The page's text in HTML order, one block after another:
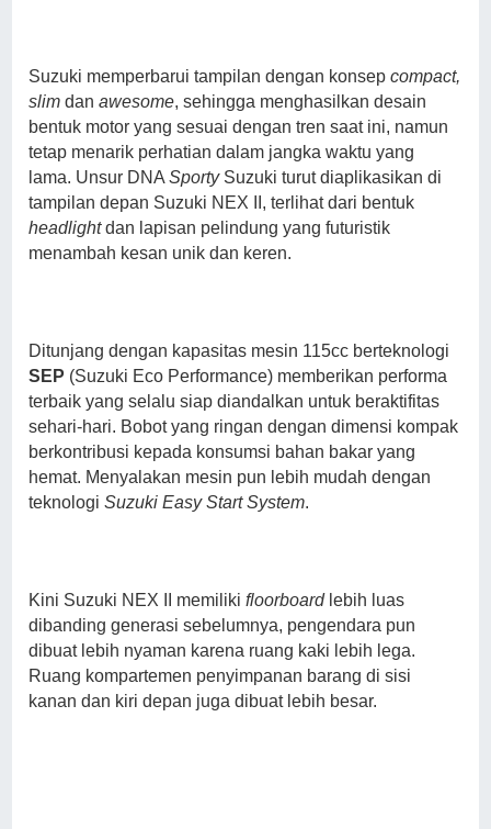
Suzuki memperbarui tampilan dengan konsepcompact,
slim danawesome, sehingga menghasilkan desain
bentuk motor yang sesuai dengan tren saat ini, namun
tetap menarik perhatian dalam jangka waktu yang
lama. Unsur DNASportySuzuki turut diaplikasikan di
tampilan depan Suzuki NEX II, terlihat dari bentuk
headlightdan lapisan pelindung yang futuristik
menambah kesan unik dan keren.
Ditunjang dengan kapasitas mesin 115cc berteknologi
SEP (Suzuki Eco Performance) memberikan performa
terbaik yang selalu siap diandalkan untuk beraktifitas
sehari-hari. Bobot yang ringan dengan dimensi kompak
berkontribusi kepada konsumsi bahan bakar yang
hemat. Menyalakan mesin pun lebih mudah dengan
teknologiSuzuki Easy Start System.
Kini Suzuki NEX II memilikifloorboardlebih luas
dibanding generasi sebelumnya, pengendara pun
dibuat lebih nyaman karena ruang kaki lebih lega.
Ruang kompartemen penyimpanan barang di sisi
kanan dan kiri depan juga dibuat lebih besar.